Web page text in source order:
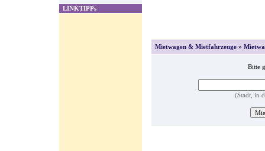
LINKTIPPs
Mietwagen & Mietfahrzeuge»
Bitte
(Stadt, in